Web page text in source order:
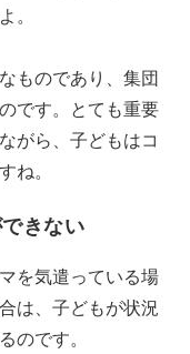
。
ものであり、集団
です。とても重要
がら、子どもはコ
ね。
きない
を気遣っている場
は、子どもが状況
のです。